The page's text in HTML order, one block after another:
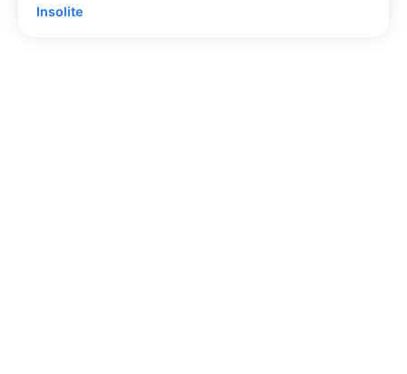
Insolite